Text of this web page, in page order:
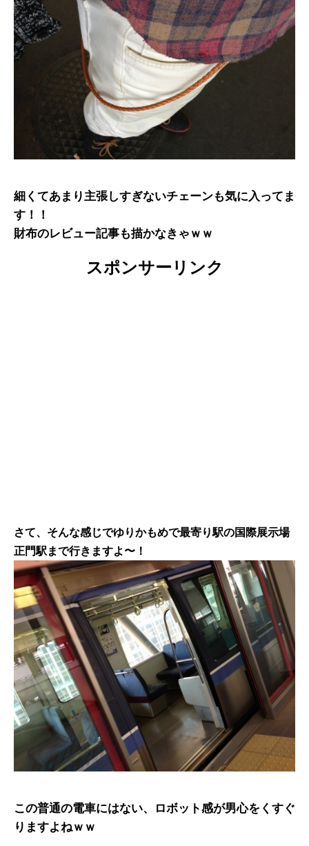
細くてあまり主張しすぎないチェーンも気に入ってま
す！！
財布のレビュー記事も描かなきゃｗｗ
スポンサーリンク
さて、そんな感じでゆりかもめで最寄り駅の国際展示場
正門駅まで行きますよ〜！
この普通の電車にはない、ロボット感が男心をくすぐ
りますよねｗｗ